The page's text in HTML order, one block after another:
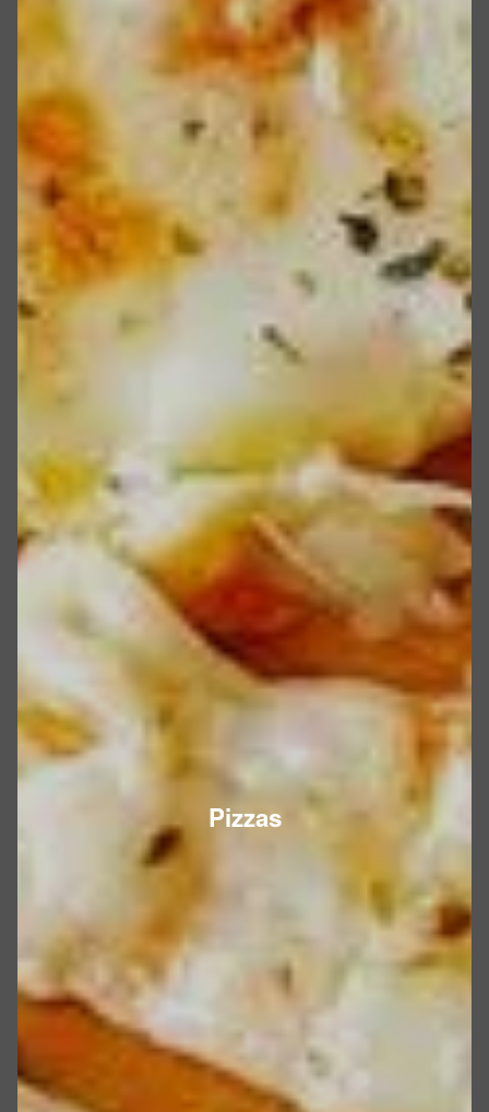
Pizzas